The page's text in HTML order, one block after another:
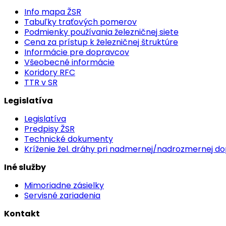
Info mapa ŽSR
Tabuľky traťových pomerov
Podmienky používania železničnej siete
Cena za prístup k železničnej štruktúre
Informácie pre dopravcov
Všeobecné informácie
Koridory RFC
TTR v SR
Legislatíva
Legislatíva
Predpisy ŽSR
Technické dokumenty
Kríženie žel. dráhy pri nadmernej/nadrozmernej
Iné služby
Mimoriadne zásielky
Servisné zariadenia
Kontakt